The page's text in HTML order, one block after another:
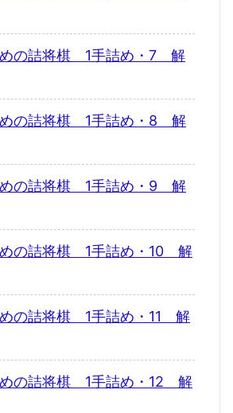
めの詰将棋 1手詰め・7 解
めの詰将棋 1手詰め・8 解
めの詰将棋 1手詰め・9 解
めの詰将棋 1手詰め・10 解
の詰将棋 1手詰め・11 解
めの詰将棋 1手詰め・12 解